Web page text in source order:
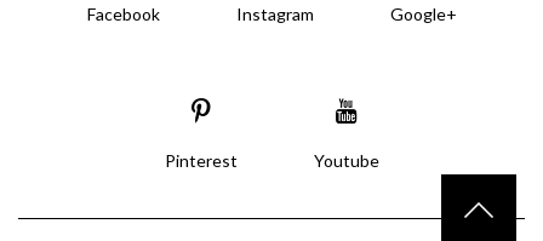
Facebook Instagram Google+
Pinterest Youtube